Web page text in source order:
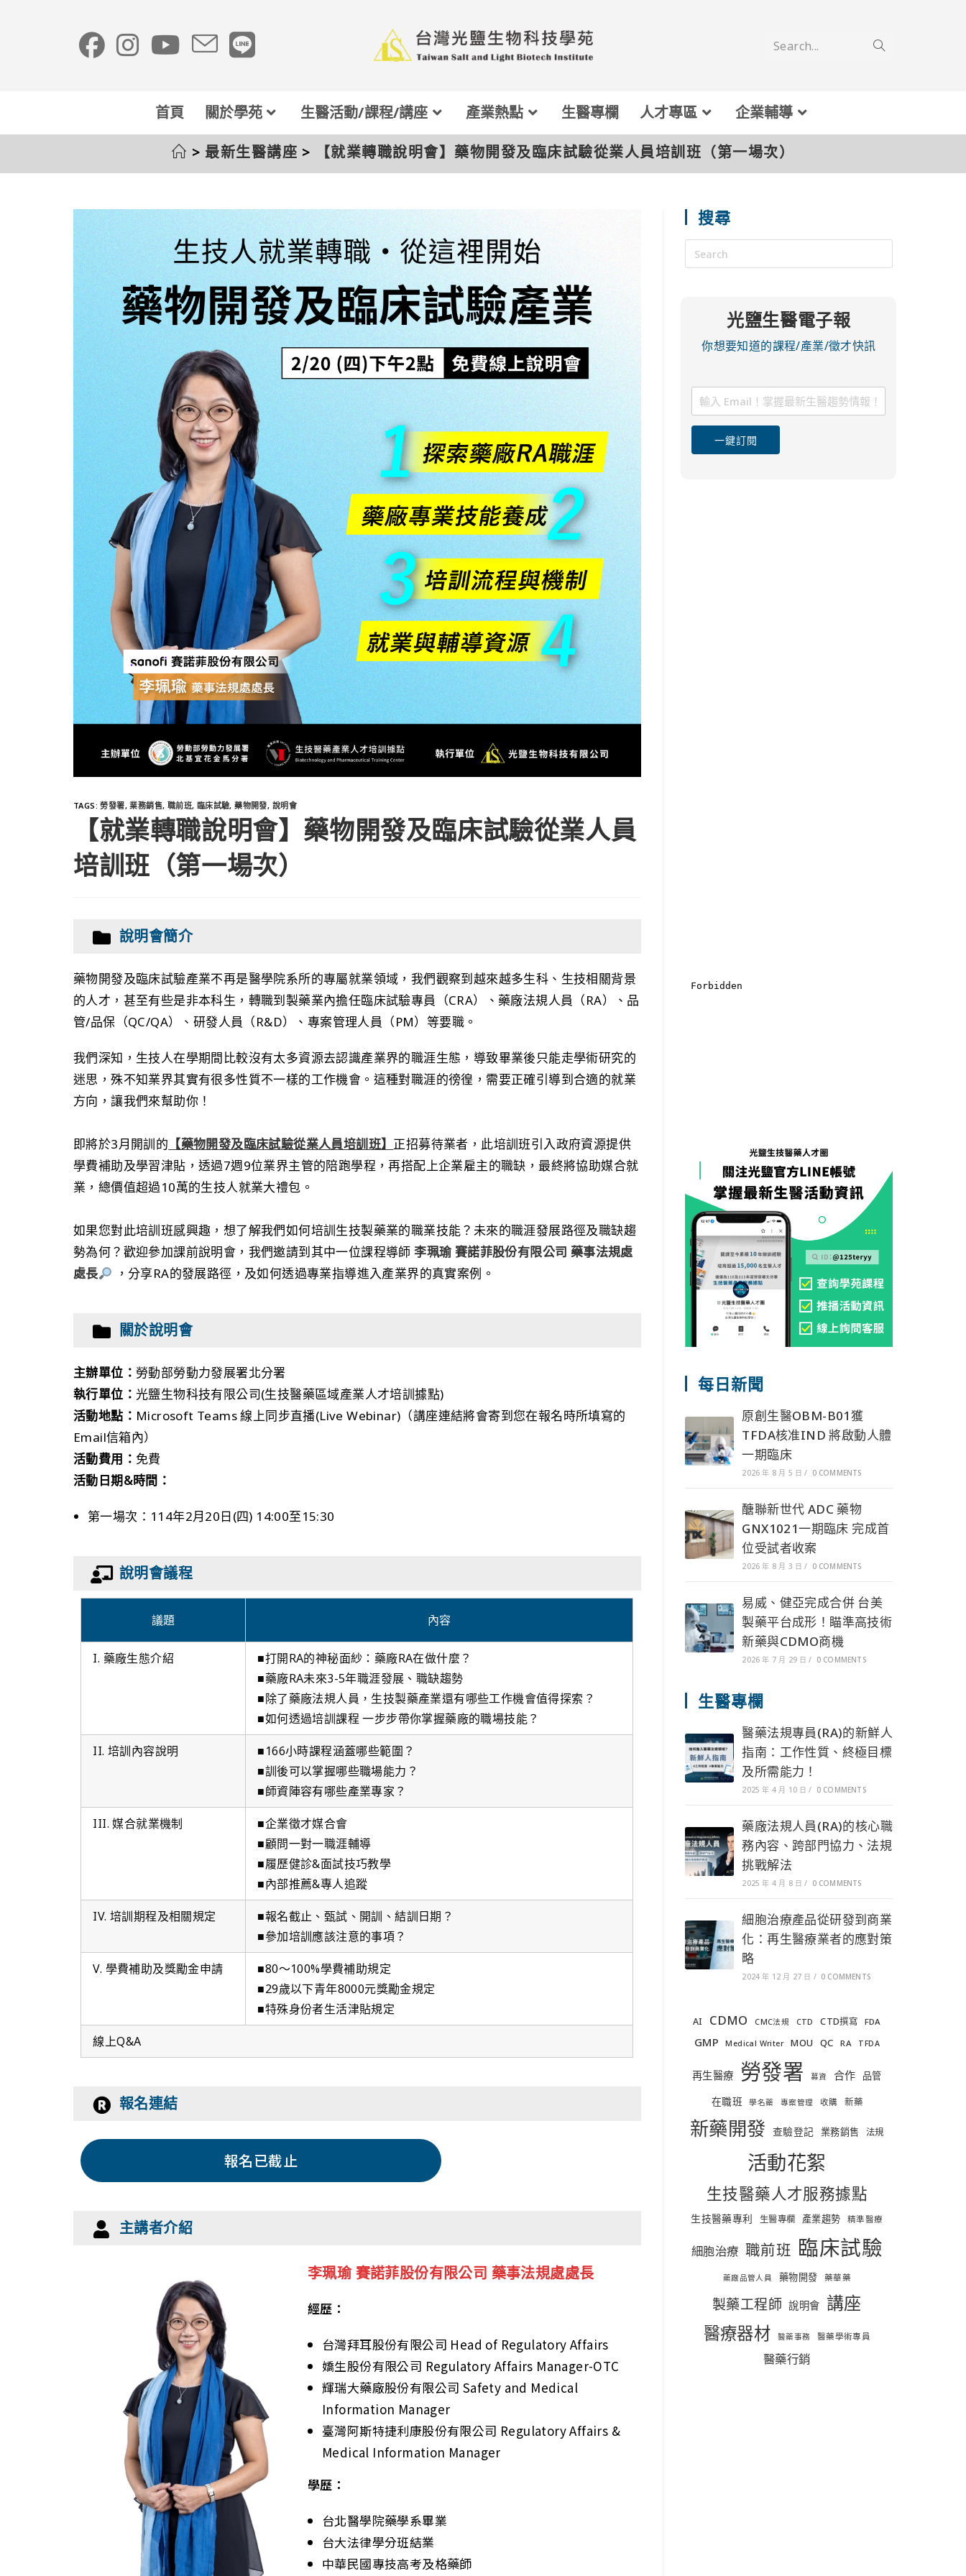
Search...
首頁 關於學苑 生醫活動/課程/講座 產業熱點 生醫專欄 人才專區 企業輔導
> 最新生醫講座 > 【就業轉職說明會】藥物開發及臨床試驗從業人員培訓班（第一場次）
TAGS:勞發署, 業務銷售, 職前班, 臨床試驗, 藥物開發, 說明會
【就業轉職說明會】藥物開發及臨床試驗從業人員
培訓班（第一場次）
說明會簡介
藥物開發及臨床試驗產業不再是醫學院系所的專屬就業領域，我們觀察到越來越多生科、生技相關背景
的人才，甚至有些是非本科生，轉職到製藥業內擔任臨床試驗專員（CRA）、藥廠法規人員（RA）、品
管/品保（QC/QA）、研發人員（R&D）、專案管理人員（PM）等要職。
我們深知，生技人在學期間比較沒有太多資源去認識產業界的職涯生態，導致畢業後只能走學術研究的
迷思，殊不知業界其實有很多性質不一樣的工作機會。這種對職涯的徬徨，需要正確引導到合適的就業
方向，讓我們來幫助你！
即將於3月開訓的 【藥物開發及臨床試驗從業人員培訓班】 正招募待業者，此培訓班引入政府資源提供
學費補助及學習津貼，透過7週9位業界主管的陪跑學程，再搭配上企業雇主的職缺，最終將協助媒合就
業，總價值超過10萬的生技人就業大禮包。
如果您對此培訓班感興趣，想了解我們如何培訓生技製藥業的職業技能？未來的職涯發展路徑及職缺趨
勢為何？歡迎參加課前說明會，我們邀請到其中一位課程導師李珮瑜 賽諾菲股份有限公司 藥事法規處
處長
，分享RA的發展路徑，及如何透過專業指導進入產業界的真實案例。
關於說明會
主辦單位： 勞動部勞動力發展署北分署
執行單位： 光鹽生物科技有限公司(生技醫藥區域產業人才培訓據點)
活動地點： Microsoft Teams 線上同步直播(Live Webinar)（講座連結將會寄到您在報名時所填寫的
Email信箱內）
活動費用： 免費
活動日期&時間：
第一場次：114年2月20日(四) 14:00至15:30
說明會議程
議題 內容
I. 藥廠生態介紹
■打開RA的神秘面紗：藥廠RA在做什麼？
■藥廠RA未來3-5年職涯發展、職缺趨勢
■除了藥廠法規人員，生技製藥產業還有哪些工作機會值得探索？
■如何透過培訓課程 一步步帶你掌握藥廠的職場技能？
II. 培訓內容說明
■166小時課程涵蓋哪些範圍？
■訓後可以掌握哪些職場能力？
■師資陣容有哪些產業專家？
III. 媒合就業機制
■企業徵才媒合會
■顧問一對一職涯輔導
■履歷健診&面試技巧教學
■內部推薦&專人追蹤
IV. 培訓期程及相關規定
■報名截止、甄試、開訓、結訓日期？
■參加培訓應該注意的事項？
V. 學費補助及獎勵金申請
■80～100%學費補助規定
■29歲以下青年8000元獎勵金規定
■特殊身份者生活津貼規定
線上Q&A
報名連結
報名已截止
主講者介紹
李珮瑜 賽諾菲股份有限公司 藥事法規處處長
經歷：
台灣拜耳股份有限公司 Head of Regulatory Affairs
嬌生股份有限公司 Regulatory Affairs Manager-OTC
輝瑞大藥廠股份有限公司 Safety and Medical
Information Manager
臺灣阿斯特捷利康股份有限公司 Regulatory Affairs &
Medical Information Manager
學歷：
台北醫學院藥學系畢業
台大法律學分班結業
中華民國專技高考及格藥師
搜尋
光鹽生醫電子報
你想要知道的課程/產業/徵才快訊
一鍵訂閱
每日新聞
原創生醫OBM-B01獲
TFDA核准IND 將啟動人體
一期臨床
2026 年 8 月 5 日 / 0 COMMENTS
醣聯新世代 ADC 藥物
GNX1021一期臨床 完成首
位受試者收案
2026 年 8 月 3 日 / 0 COMMENTS
易威、健亞完成合併 台美
製藥平台成形！瞄準高技術
新藥與CDMO商機
2026 年 7 月 29 日 / 0 COMMENTS
生醫專欄
醫藥法規專員(RA)的新鮮人
指南：工作性質、終極目標
及所需能力！
2025 年 4 月 10 日 / 0 COMMENTS
藥廠法規人員(RA)的核心職
務內容、跨部門協力、法規
挑戰解法
2025 年 4 月 8 日 / 0 COMMENTS
細胞治療產品從研發到商業
化：再生醫療業者的應對策
略
2024 年 12 月 27 日 / 0 COMMENTS
AI CDMO CMC法規 CTD CTD撰寫 FDA
GMP Medical Writer MOU QC RA TFDA
再生醫療 勞發署 募資 合作 品管
在職班 學名藥 專案管理 收購 新藥
新藥開發 查驗登記 業務銷售 法規
活動花絮
生技醫藥人才服務據點
生技醫藥專利 生醫專欄 產業趨勢 精準醫療
細胞治療 職前班 臨床試驗
藥廠品管人員 藥物開發 藥華藥
製藥工程師 說明會 講座
醫療器材 醫藥事務 醫藥學術專員
醫藥行銷